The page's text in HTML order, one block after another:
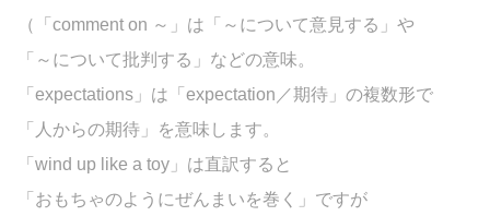
（「 comment on ～」は「～について意見する」や
「～について批判する」などの意味。
「 expectations」は「 expectation／期待」の複数形で
「人からの期待」を意味します。
「wind up like a toy」は直訳すると
「おもちゃのようにぜんまいを巻く」ですが